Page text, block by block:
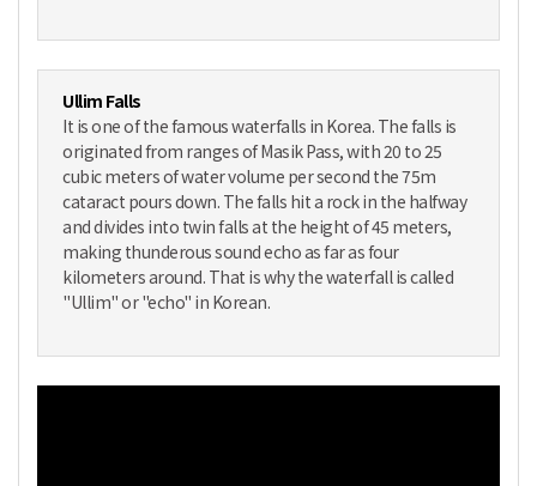
Ullim Falls
It is one of the famous waterfalls in Korea. The falls is
originated from ranges of Masik Pass, with 20 to 25
cubic meters of water volume per second the 75m
cataract pours down. The falls hit a rock in the halfway
and divides into twin falls at the height of 45 meters,
making thunderous sound echo as far as four
kilometers around. That is why the waterfall is called
"Ullim" or "echo" in Korean.